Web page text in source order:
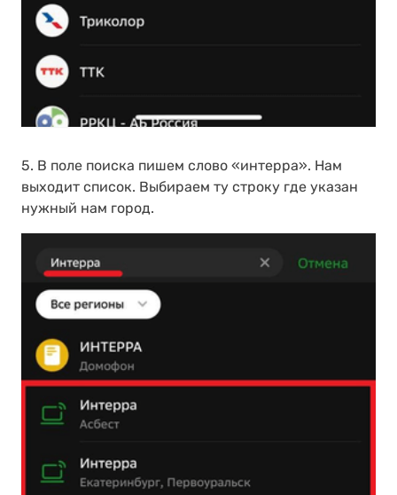
5. В поле поиска пишем слово «интерра». Нам
выходит список. Выбираем ту строку где указан
нужный нам город.